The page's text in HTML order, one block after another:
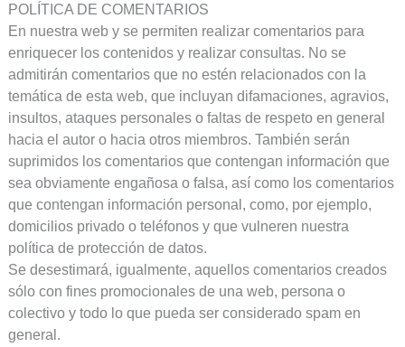
POLÍTICA DE COMENTARIOS
En nuestra web y se permiten realizar comentarios para
enriquecer los contenidos y realizar consultas. No se
admitirán comentarios que no estén relacionados con la
temática de esta web, que incluyan difamaciones, agravios,
insultos, ataques personales o faltas de respeto en general
hacia el autor o hacia otros miembros. También serán
suprimidos los comentarios que contengan información que
sea obviamente engañosa o falsa, así como los comentarios
que contengan información personal, como, por ejemplo,
domicilios privado o teléfonos y que vulneren nuestra
política de protección de datos.
Se desestimará, igualmente, aquellos comentarios creados
sólo con fines promocionales de una web, persona o
colectivo y todo lo que pueda ser considerado spam en
general.